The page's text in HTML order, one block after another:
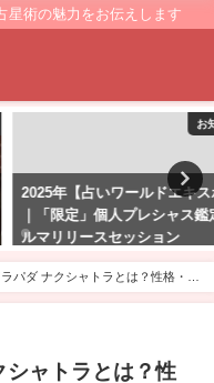
星術の魅力をお伝えします
お知らせ
年【占いワールドエキスポ】
限定」個人プレシャス鑑定カ
リリースセッション
パダ ナクシャトラとは？性格・特
】
シャトラとは？性